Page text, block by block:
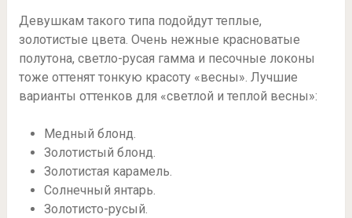
Девушкам такого типа подойдут теплые,
золотистые цвета. Очень нежные красноватые
полутона, светло-русая гамма и песочные локоны
тоже оттенят тонкую красоту «весны». Лучшие
варианты оттенков для «светлой и теплой весны»:
Медный блонд.
Золотистый блонд.
Золотистая карамель.
Солнечный янтарь.
Золотисто-русый.